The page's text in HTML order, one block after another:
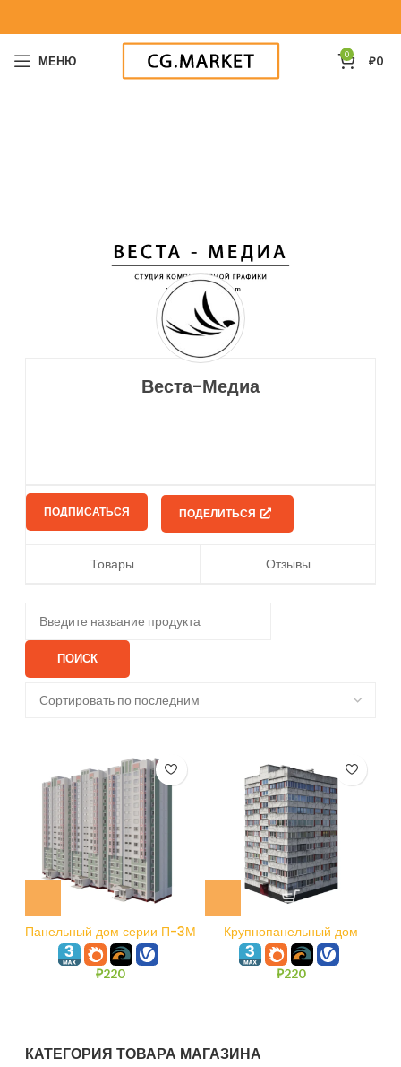
МЕНЮ 0 ₽0
КАТЕГОРИЯ ТОВАРА МАГАЗИНА
Веста-Медиа
ПОДЕЛИТЬСЯ
ПОДПИСАТЬСЯ
Товары Отзывы
Панельный дом серии П-3М
₽220
Крупнопанельный дом
серии 1ЛГ-600А
₽220